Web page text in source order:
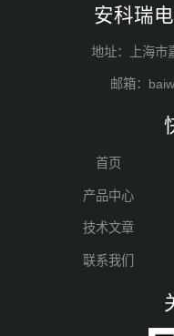
安科瑞
地址：上海市
邮箱：
首页
产品中心
技术文章
联系我们